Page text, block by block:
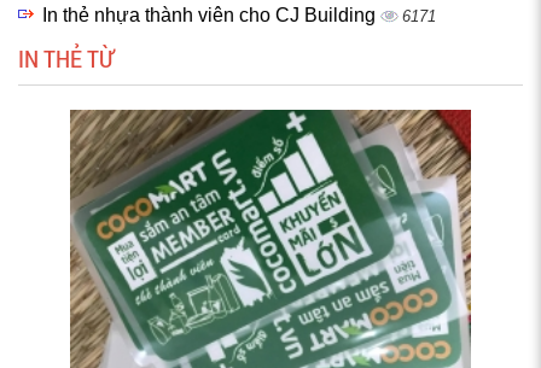
In thẻ nhựa thành viên cho CJ Building 6171
IN THẺ TỪ